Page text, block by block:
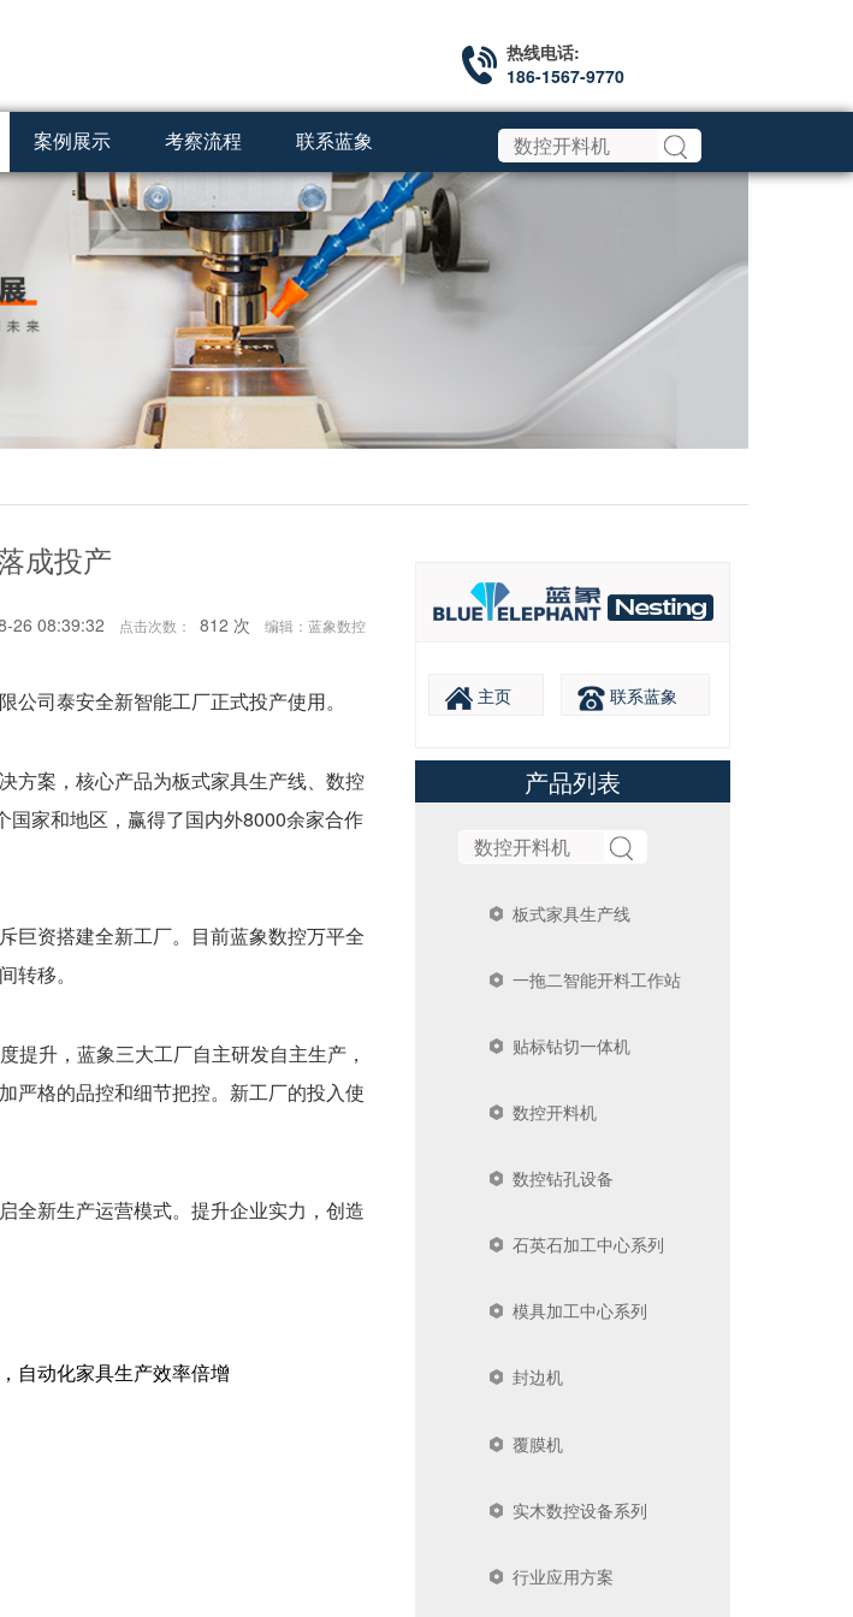
热线电话:
186-1567-9770
案例展示 考察流程 联系蓝象
主页 联系蓝象
产品列表
板式家具生产线
一拖二智能开料工作站
贴标钻切一体机
数控开料机
数控钻孔设备
石英石加工中心系列
模具加工中心系列
封边机
覆膜机
实木数控设备系列
行业应用方案
成投产
26 08:39:32 点击次数： 812 次 编辑：蓝象数控
司泰安全新智能工厂正式投产使用。
方案，核心产品为板式家具生产线、数控
家和地区，赢得了国内外8000余家合作
巨资搭建全新工厂。目前蓝象数控万平全
转移。
提升，蓝象三大工厂自主研发自主生产，
严格的品控和细节把控。新工厂的投入使
全新生产运营模式。提升企业实力，创造
自动化家具生产效率倍增